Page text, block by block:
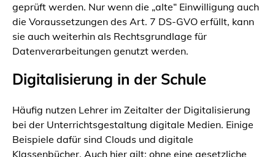
geprüft werden. Nur wenn die „alte“ Einwilligung auch
die Voraussetzungen des Art. 7 DS-GVO erfüllt, kann
sie auch weiterhin als Rechtsgrundlage für
Datenverarbeitungen genutzt werden.
Digitalisierung in der Schule
Häufig nutzen Lehrer im Zeitalter der Digitalisierung
bei der Unterrichtsgestaltung digitale Medien. Einige
Beispiele dafür sind Clouds und digitale
Klassenbücher. Auch hier gilt: ohne eine gesetzliche